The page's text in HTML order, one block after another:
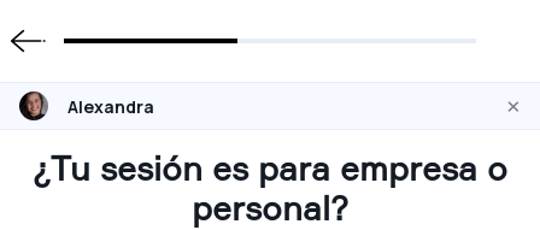
Alexandra ×
¿Tu sesión es para empresa o
personal?